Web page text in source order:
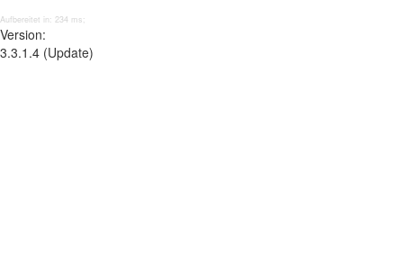
Aufbereitet in: 234 ms;
Version:
3.3.1.4 (Update)